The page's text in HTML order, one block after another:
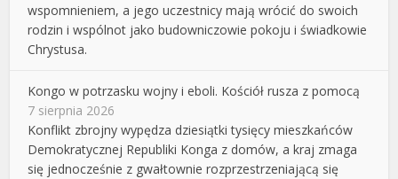
wspomnieniem, a jego uczestnicy mają wrócić do swoich
rodzin i wspólnot jako budowniczowie pokoju i świadkowie
Chrystusa.
Kongo w potrzasku wojny i eboli. Kościół rusza z pomocą
7 sierpnia 2026
Konflikt zbrojny wypędza dziesiątki tysięcy mieszkańców
Demokratycznej Republiki Konga z domów, a kraj zmaga
się jednocześnie z gwałtownie rozprzestrzeniającą się